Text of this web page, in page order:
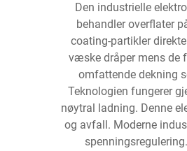
Den industrielle
behandler overflater
coating-partikler
væske dråper mens de
omfattende dekning
Teknologien fungerer
nøytral ladning. Denne
og avfall. Moderne